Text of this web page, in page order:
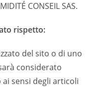
CONSEIL SAS.
rispetto:
del sito o di uno
considerato
sensi degli articoli